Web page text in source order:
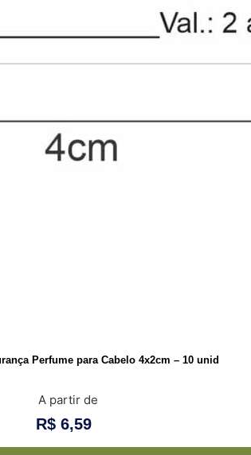
Perfume para Cabelo 4x2cm – 10 unid
A partir de
R$ 6,59